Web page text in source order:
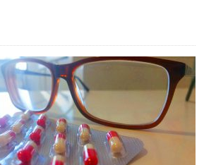
y cada ojo necesita un estudio
todo a la evolución en los …